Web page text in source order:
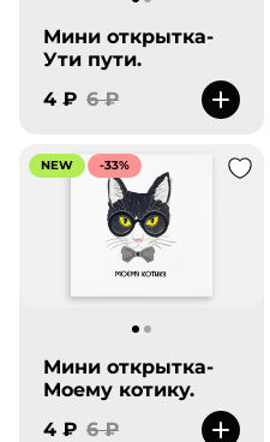
Мини открытка-
Ути пути.
4 ₽ 6 ₽
NEW -33%
Мини открытка-
Моему котику.
4 ₽ 6 ₽